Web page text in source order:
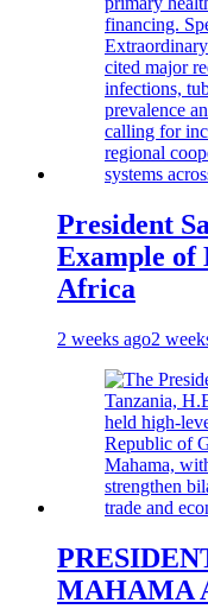
President
Example of
Africa
2 weeks ago2
MAHAMA